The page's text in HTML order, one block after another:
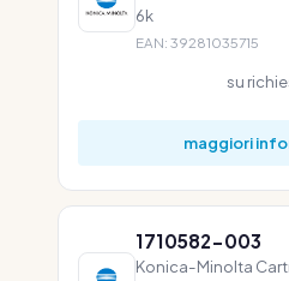
6k
EAN: 39281035715
su
maggiori
1710582-003
Konica-Minolta